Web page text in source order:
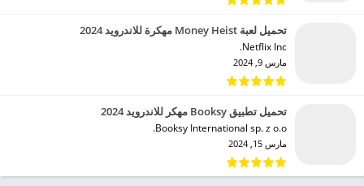
تحميل لعبة Money Heist مهكرة للاندرويد 2024
Netflix Inc.‏
مارس 9, 2024
تحميل تطبيق Booksy مهكر للاندرويد 2024
Booksy International sp. z o.o.‏
مارس 15, 2024